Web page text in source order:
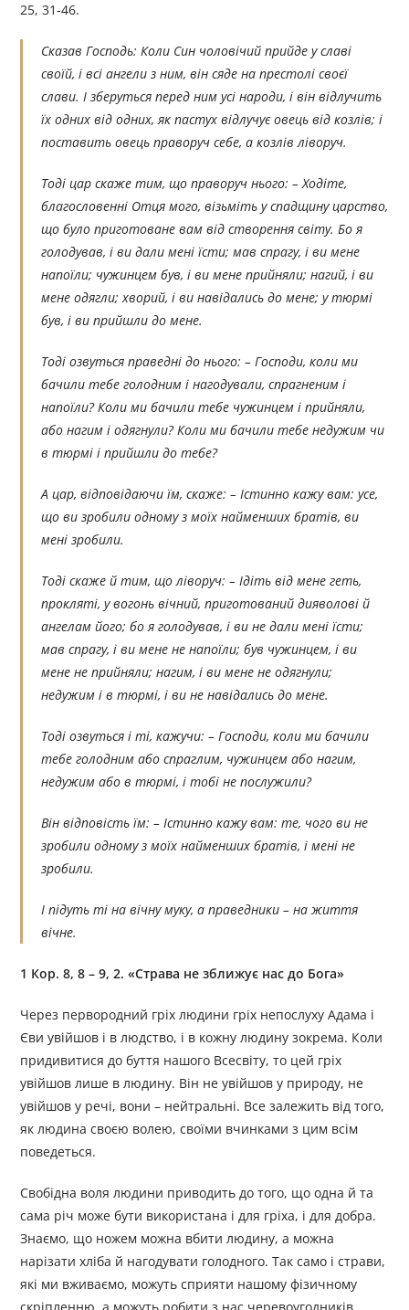
25, 31-46.
Сказав Господь: Коли Син чоловічий прийде у славі
своїй, і всі ангели з ним, він сяде на престолі своєї
слави. І зберуться перед ним усі народи, і він відлучить
їх одних від одних, як пастух відлучує овець від козлів; і
поставить овець праворуч себе, а козлів ліворуч.
Тоді цар скаже тим, що праворуч нього: – Ходіте,
благословенні Отця мого, візьміть у спадщину царство,
що було приготоване вам від створення світу. Бо я
голодував, і ви дали мені їсти; мав спрагу, і ви мене
напоїли; чужинцем був, і ви мене прийняли; нагий, і ви
мене одягли; хворий, і ви навідались до мене; у тюрмі
був, і ви прийшли до мене.
Тоді озвуться праведні до нього: – Господи, коли ми
бачили тебе голодним і нагодували, спрагненим і
напоїли? Коли ми бачили тебе чужинцем і прийняли,
або нагим і одягнули? Коли ми бачили тебе недужим чи
в тюрмі і прийшли до тебе?
А цар, відповідаючи їм, скаже: – Істинно кажу вам: усе,
що ви зробили одному з моїх найменших братів, ви
мені зробили.
Тоді скаже й тим, що ліворуч: – Ідіть від мене геть,
прокляті, у вогонь вічний, приготований дияволові й
ангелам його; бо я голодував, і ви не дали мені їсти;
мав спрагу, і ви мене не напоїли; був чужинцем, і ви
мене не прийняли; нагим, і ви мене не одягнули;
недужим і в тюрмі, і ви не навідались до мене.
Тоді озвуться і ті, кажучи: – Господи, коли ми бачили
тебе голодним або спраглим, чужинцем або нагим,
недужим або в тюрмі, і тобі не послужили?
Він відповість їм: – Істинно кажу вам: те, чого ви не
зробили одному з моїх найменших братів, і мені не
зробили.
І підуть ті на вічну муку, а праведники – на життя
вічне.
1 Кор. 8, 8 – 9, 2. «Страва не зближує нас до Бога»
Через первородний гріх людини гріх непослуху Адама і
Єви увійшов і в людство, і в кожну людину зокрема. Коли
придивитися до буття нашого Всесвіту, то цей гріх
увійшов лише в людину. Він не увійшов у природу, не
увійшов у речі, вони – нейтральні. Все залежить від того,
як людина своєю волею, своїми вчинками з цим всім
поведеться.
Свобідна воля людини приводить до того, що одна й та
сама річ може бути використана і для гріха, і для добра.
Знаємо, що ножем можна вбити людину, а можна
нарізати хліба й нагодувати голодного. Так само і страви,
які ми вживаємо, можуть сприяти нашому фізичному